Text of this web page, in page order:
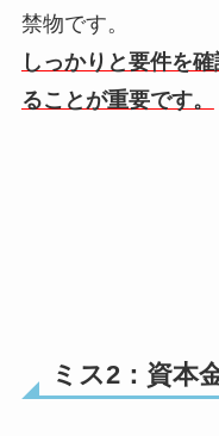
禁物です。
しっかりと要件を
ることが重要です。
ミス2：資本